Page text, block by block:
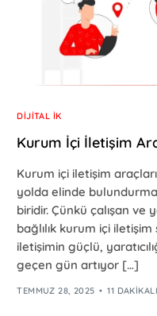
DIJITAL İK
Kurum İçi İletişim
Kurum içi iletişim
yolda elinde
biridir. Çünkü çalışan ve
bağlılık kurum içi
iletişimin güçlü,
geçen gün artıyor […]
TEMMUZ 28, 2025 11